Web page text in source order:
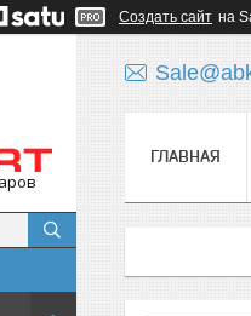
Создать сайт на
ГЛАВНАЯ